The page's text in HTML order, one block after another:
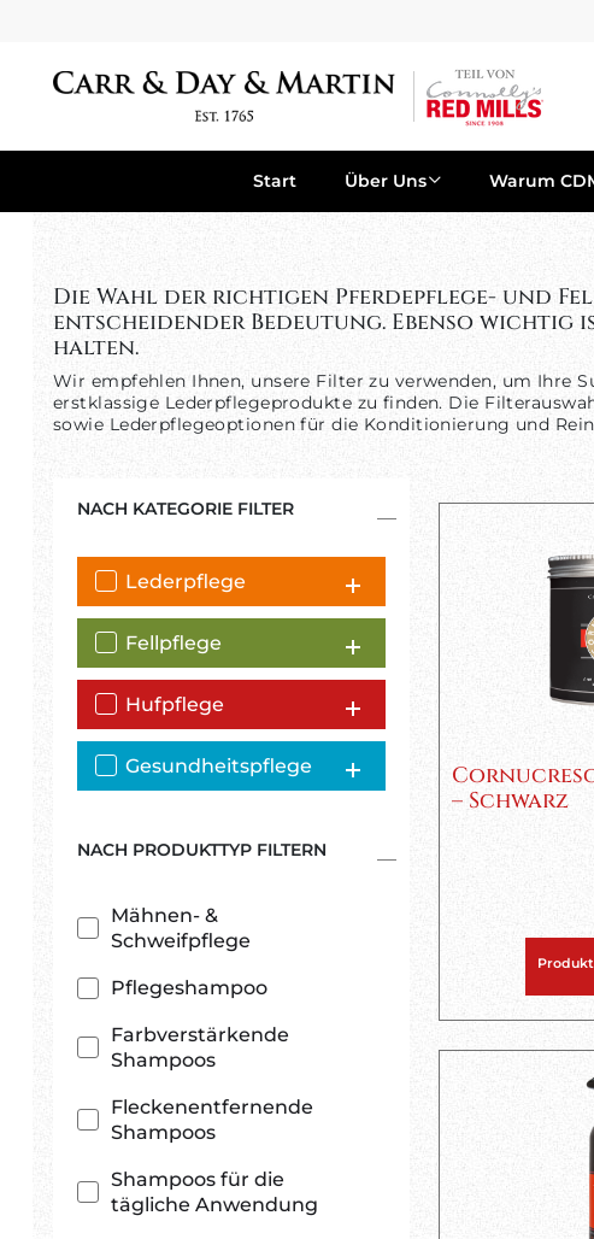
Start Über Uns Warum
Die Wahl der richtigen Pferdepflege- und
entscheidender Bedeutung. Ebenso wichtig
halten.
Wir empfehlen Ihnen, unsere Filter zu verwenden, um Ihre
erstklassige Lederpflegeprodukte zu finden. Die
sowie Lederpflegeoptionen für die Konditionierung und
NACH KATEGORIE FILTER
Lederpflege
Fellpflege
Hufpflege
Gesundheitspflege
NACH PRODUKTTYP FILTERN
Mähnen- &
Schweifpflege
Pflegeshampoo
Farbverstärkende
Shampoos
Fleckenentfernende
Shampoos
Shampoos für die
tägliche Anwendung
– Schwarz